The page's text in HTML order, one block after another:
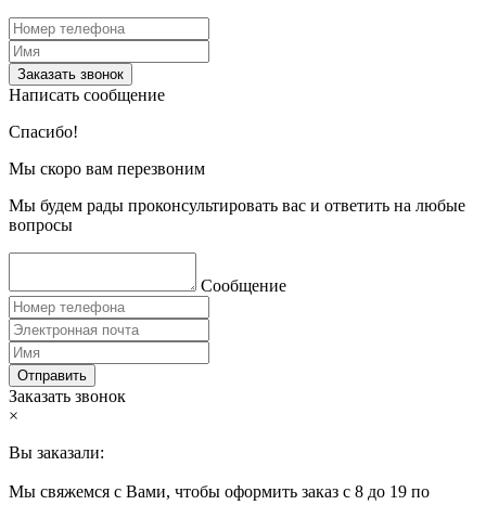
Заказать звонок
Написать сообщение
Спасибо!
Мы скоро вам перезвоним
Мы будем рады проконсультировать вас и ответить на любые
вопросы
Сообщение
Отправить
Заказать звонок
×
Вы заказали:
Мы свяжемся с Вами, чтобы оформить заказ с 8 до 19 по